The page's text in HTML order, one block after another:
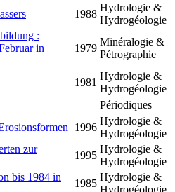
1988
Hydrologie &
Hydrogéologie
:
in
1979
Minéralogie &
Pétrographie
1981
Hydrologie &
Hydrogéologie
Périodiques
1996
Hydrologie &
Hydrogéologie
zur
1995
Hydrologie &
Hydrogéologie
bis 1984 in
1985
Hydrologie &
Hydrogéologie